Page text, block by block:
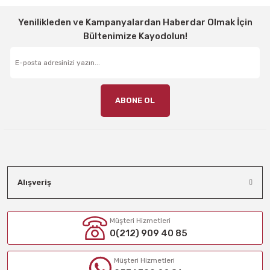
Yenilikleden ve Kampanyalardan Haberdar Olmak İçin
Bültenimize Kayodolun!
ABONE OL
Alışveriş
Müşteri Hizmetleri
0(212) 909 40 85
Müşteri Hizmetleri